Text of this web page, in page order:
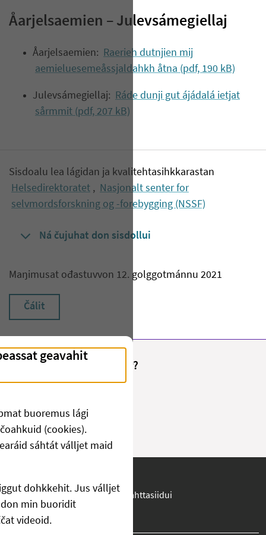
Åarjelsaemien – Julevsámegiellaj
Åarjelsaemien: Raerieh dutnjien mij
aemieluesemeåssjaldahkh åtna (pdf, 190 kB)
Julevsámegiellaj: Ráde dunji gut ájádalá ietjat
sårmmit (pdf, 207 kB)
Sisdoalu lea lágidan ja kvalitehtasihkkarastan
Helsedirektoratet , Nasjonalt senter for
selvmordsforskning og -forebygging (NSSF)
Ná čujuhat don sisdollui
Maŋimusat ođastuvvon 12. golggotmánnu 2021
Čálit
Fant du det du lette etter?